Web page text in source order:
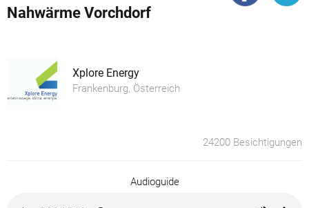
Nahwärme Vorchdorf
Xplore Energy
Frankenburg, Österreich
24200 Besichtigungen
Audioguide